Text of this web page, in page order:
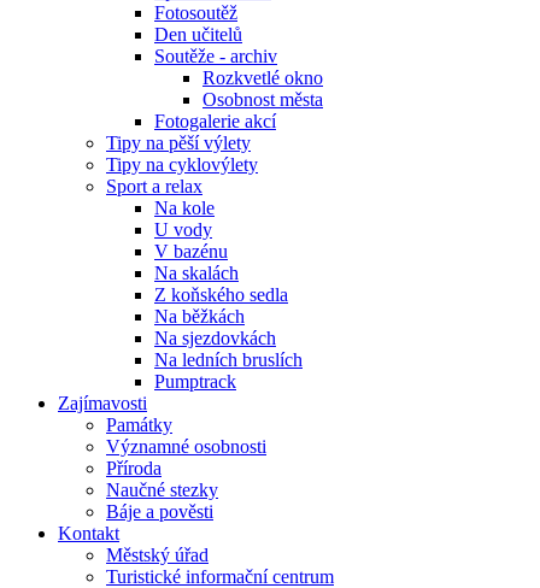
Fotosoutěž
Den učitelů
Soutěže - archiv
Rozkvetlé okno
Osobnost města
Fotogalerie akcí
Tipy na pěší výlety
Tipy na cyklovýlety
Sport a relax
Na kole
U vody
V bazénu
Na skalách
Z koňského sedla
Na běžkách
Na sjezdovkách
Na ledních bruslích
Pumptrack
Zajímavosti
Památky
Významné osobnosti
Příroda
Naučné stezky
Báje a pověsti
Kontakt
Městský úřad
Turistické informační centrum